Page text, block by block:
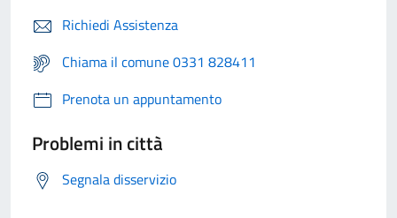
Richiedi Assistenza
Chiama il comune 0331 828411
Prenota un appuntamento
Problemi in città
Segnala disservizio